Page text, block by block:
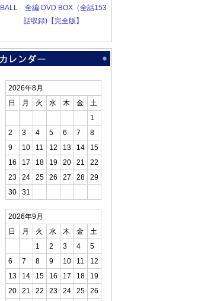
BALL 全編 DVD BOX（全話153
話収録)【完全版】
2026年8月
日
月 火 水 木 金
土
1
2
3 4 5 6 7
8
9
10 11 12 13 14
15
16
17 18 19 20 21
22
23
24 25 26 27 28
29
30
31
2026年9月
日
月 火 水 木 金
土
1
2 3 4
5
6
7 8 9 10 11
12
13
14 15 16 17 18
19
20
21 22 23 24 25 26